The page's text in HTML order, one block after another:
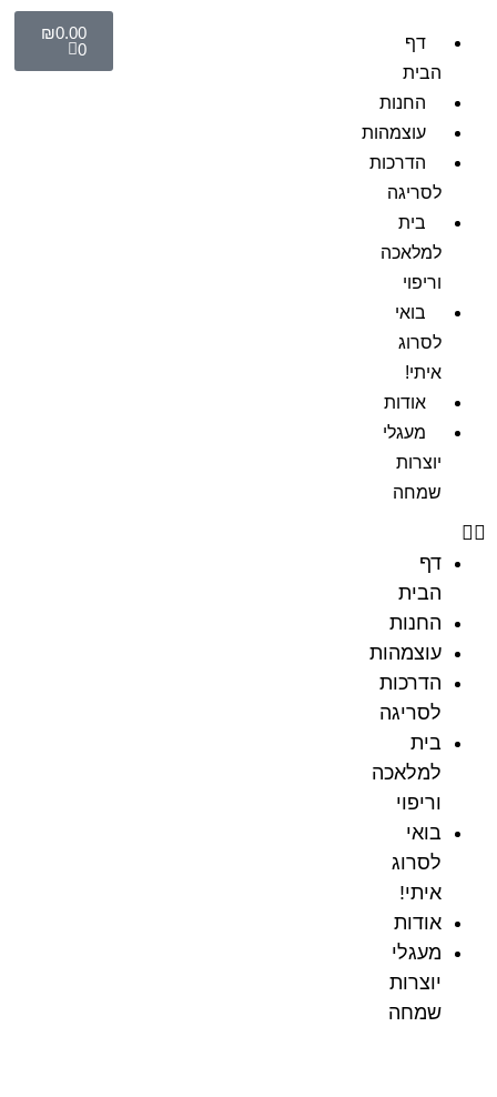
דף
הבית
החנות
עוצמהות
הדרכות
לסריגה
בית
למלאכה
וריפוי
בואי
לסרוג
איתי!
אודות
מעגלי
יוצרות
שמחה
דף
הבית
החנות
עוצמהות
הדרכות
לסריגה
בית
למלאכה
וריפוי
בואי
לסרוג
איתי!
אודות
מעגלי
יוצרות
שמחה
₪0.00
0